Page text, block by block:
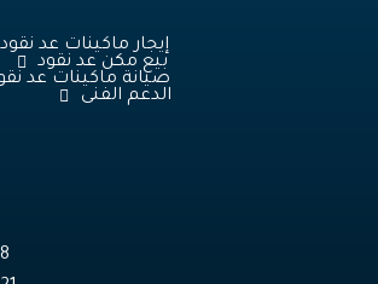
إيجار ماكينات عد نقود
بيع مكن عد نقود
صيانة ماكينات عد
الدعم الفنى